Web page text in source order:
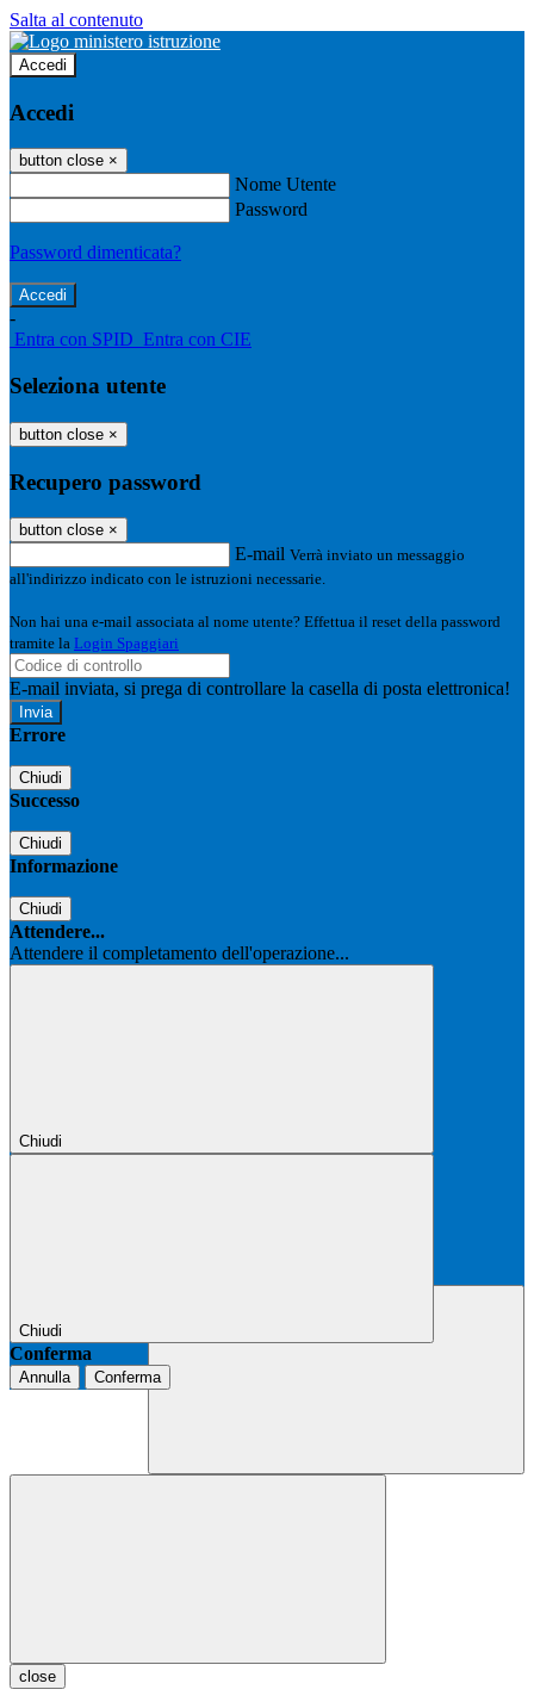
Salta al contenuto
Accedi
Accedi
button close ×
Nome Utente
Password
Password dimenticata?
-
Entra con SPID Entra con CIE
Seleziona utente
button close ×
Recupero password
button close ×
E-mail Verrà inviato un messaggio
all'indirizzo indicato con le istruzioni necessarie.
Non hai una e-mail associata al nome utente? Effettua il reset della password
tramite la Login Spaggiari
E-mail inviata, si prega di controllare la casella di posta elettronica!
Errore
Chiudi
Successo
Chiudi
Informazione
Chiudi
Attendere...
Attendere il completamento dell'operazione...
Chiudi
Chiudi
Conferma
Annulla Conferma
close